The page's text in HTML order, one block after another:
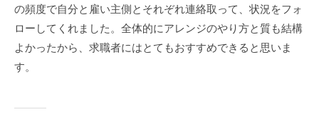
の頻度で自分と雇い主側とそれぞれ連絡取って、状況をフォ
ローしてくれました。全体的にアレンジのやり方と質も結構
よかったから、求職者にはとてもおすすめできると思いま
す。